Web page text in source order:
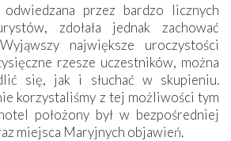
przez bardzo licznych
zdołała jednak zachować
największe uroczystości
rzesze uczestników, można
się, jak i słuchać w skupieniu.
korzystaliśmy z tej możliwości tym
położony był w bezpośredniej
miejsca Maryjnych objawień.